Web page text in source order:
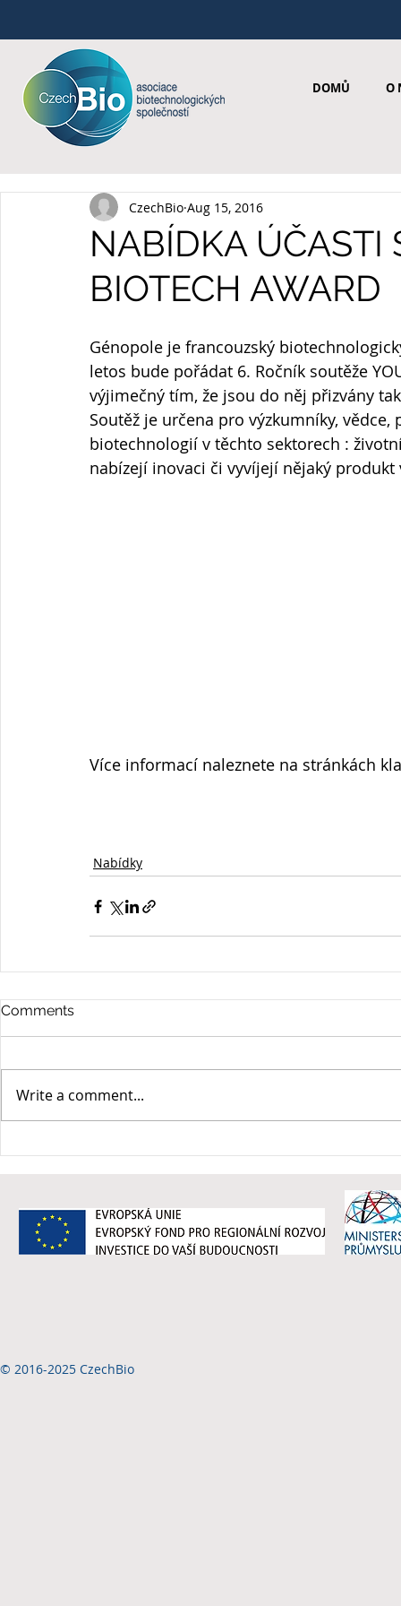
DOMŮ O
NABÍDKA ÚČASTI
BIOTECH AWARD
CzechBio Aug 15, 2016
Génopole je francouzský
letos bude pořádat 6. Ročník soutěže
výjimečný tím, že jsou do něj přizvány
Soutěž je určena pro výzkumníky,
biotechnologií v těchto sektorech :
nabízejí inovaci či vyvíjejí nějaký
Více informací naleznete na stránkách
Nabídky
Comments
Write a comment...
© 2016-2025 CzechBio